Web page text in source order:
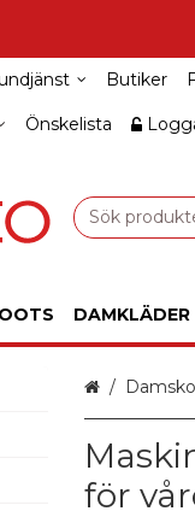
Butiker
Önskelista
DAMKLÄDER
Hem
för